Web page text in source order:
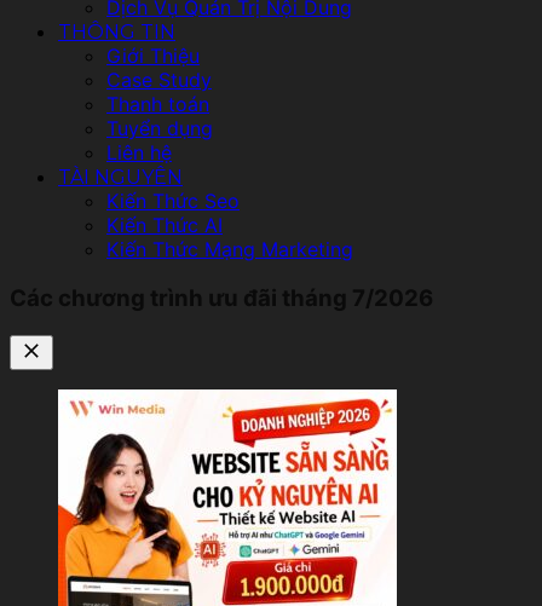
Dịch Vụ Quản Trị Nội Dung
THÔNG TIN
Giới Thiệu
Case Study
Thanh toán
Tuyển dụng
Liên hệ
TÀI NGUYÊN
Kiến Thức Seo
Kiến Thức AI
Kiến Thức Mạng Marketing
Các chương trình ưu đãi tháng 7/2026